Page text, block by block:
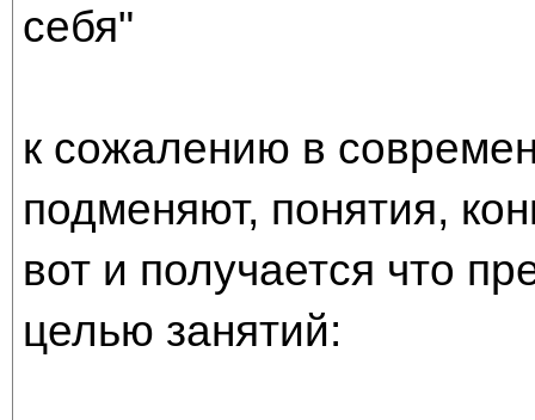
себя"
к сожалению в
подменяют, понятия,
вот и получается что
целью занятий: